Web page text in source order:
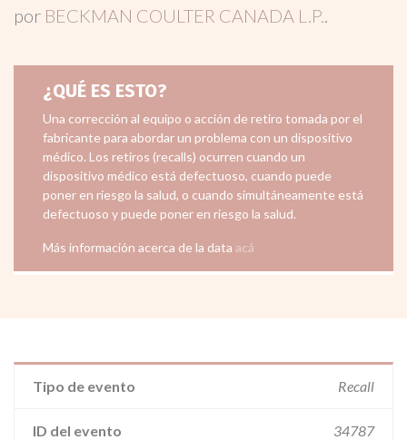
por BECKMAN COULTER CANADA L.P..
¿QUÉ ES ESTO?
Una corrección al equipo o acción de retiro tomada por el
fabricante para abordar un problema con un dispositivo
médico. Los retiros (recalls) ocurren cuando un
dispositivo médico está defectuoso, cuando puede
poner en riesgo la salud, o cuando simultáneamente está
defectuoso y puede poner en riesgo la salud.
Más información acerca de la data acá
Tipo de evento Recall
ID del evento 34787